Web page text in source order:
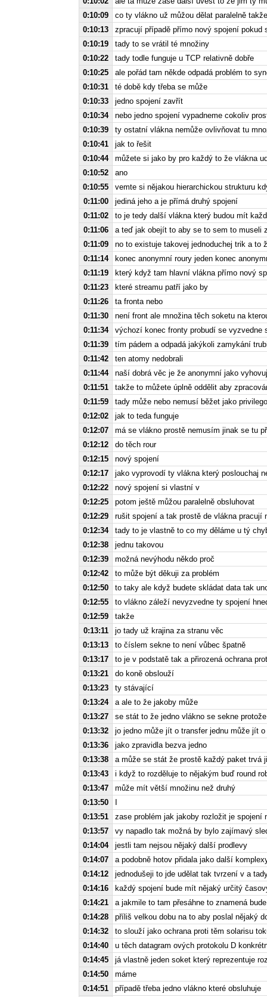
0:10:09
co ty vlákno už můžou dělat paralelně
0:10:13
zpracují případě přímo nový spojení
0:10:19
tady to se vrátil té množiny
0:10:22
tady todle funguje u TCP relativně dobře
0:10:25
ale pořád tam někde odpadá problém to
0:10:31
té době kdy třeba se může
0:10:33
jedno spojení zavřít
0:10:34
nebo jedno spojení vypadneme cokoliv
0:10:39
ty ostatní vlákna nemůže ovlivňovat tu
0:10:41
jak to řešit
0:10:44
můžete si jako by pro každý to že vlákna
0:10:52
ano
0:10:55
vemte si nějakou hierarchickou strukturu
0:11:00
jediná jeho a je přímá druhý spojení
0:11:02
to je tedy další vlákna který budou mít
0:11:06
a teď jak obejít to aby se to sem to museli
0:11:09
no to existuje takovej jednoduchej trik a to
0:11:14
konec anonymní roury jeden konec
0:11:19
který když tam hlavní vlákna přímo nový
0:11:23
které streamu patří jako by
0:11:26
ta fronta nebo
0:11:30
není front ale množina těch soketu na
0:11:34
výchozí konec fronty probudí se vyzvedne
0:11:39
tím pádem a odpadá jakýkoli zamykání
0:11:42
ten atomy nedobrali
0:11:44
naší dobrá věc je že anonymní jako
0:11:51
takže to můžete úplně oddělit aby
0:11:59
tady může nebo nemusí běžet jako
0:12:02
jak to teda funguje
0:12:07
má se vlákno prostě nemusím jinak se tu
0:12:12
do těch rour
0:12:15
nový spojení
0:12:17
jako vyprovodí ty vlákna který poslouchaj
0:12:22
nový spojení si vlastní v
0:12:25
potom ještě můžou paralelně obsluhovat
0:12:29
rušit spojení a tak prostě de vlákna pracují
0:12:34
tady to je vlastně to co my děláme u tý
0:12:38
jednu takovou
0:12:39
možná nevýhodu někdo proč
0:12:42
to může být děkuji za problém
0:12:50
to taky ale když budete skládat data tak
0:12:55
to vlákno záleží nevyzvedne ty spojení
0:12:59
takže
0:13:11
jo tady už krajina za stranu věc
0:13:13
to číslem sekne to není vůbec špatně
0:13:17
to je v podstatě tak a přirozená ochrana
0:13:21
do koně obslouží
0:13:23
ty stávající
0:13:24
a ale to že jakoby může
0:13:27
se stát to že jedno vlákno se sekne
0:13:32
jo jedno může jít o transfer jednu může jít
0:13:36
jako zpravidla bezva jedno
0:13:38
a může se stát že prostě každý paket trvá
0:13:43
i když to rozděluje to nějakým buď round
0:13:47
může mít větší množinu než druhý
0:13:50
0:13:51
zase problém jak jakoby rozložit je spojení
0:13:57
vy napadlo tak možná by bylo zajímavý
0:14:04
jestli tam nejsou nějaký další prodlevy
0:14:07
a podobně hotov přidala jako další
0:14:12
jednodušeji to jde udělat tak tvrzení v a
0:14:16
každý spojení bude mít nějaký určitý
0:14:21
a jakmile to tam přesáhne to znamená
0:14:28
příliš velkou dobu na to aby poslal nějaký
0:14:32
to slouží jako ochrana proti těm solarisu
0:14:40
u těch datagram ových protokolu D
0:14:45
já vlastně jeden soket který reprezentuje
0:14:50
máme
0:14:51
případě třeba jedno vlákno které obsluhuje